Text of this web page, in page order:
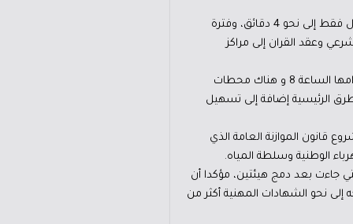
وأضاف أن نسبة رضا المواطن عن الخدمات التي تقدمها مراكز الخدمات الحكومية تصل إلى 95% ومدة تقديم الخدمة تصل فقط إلى نحو 4 دقائق، وفترة
الشرعي وعقد القران إلى مراكز
ولفت إلى أن الحكومة أنشات محطات متنقلة للفحص الفني للمركبات لترخيصها وتبدأ عملها الساعة 3 مساء وينتهي دوامها الساعة 8 و هناك محطات
الرئيسية إضافة إلى تسهيل
قانون الموازنة العامة الذي
جاءت بعد دمج هيئتين، مؤكدا أن
إلى نحو الشهادات المهنية أكثر من